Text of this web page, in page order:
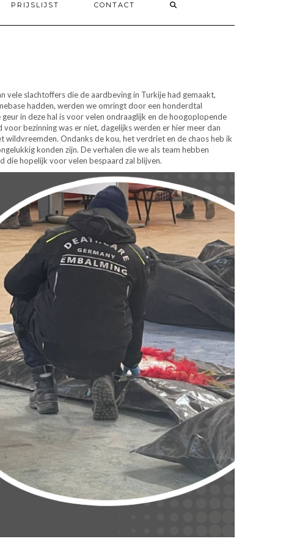
PRIJSLIJST CONTACT
vele slachtoffers die de aardbeving in Turkije had gemaakt,
hadden, werden we omringt door een honderdtal
in deze hal is voor velen ondraaglijk en de hoogoplopende
bezinning was er niet, dagelijks werden er hier meer dan
Ondanks de kou, het verdriet en de chaos heb ik
konden zijn. De verhalen die we als team hebben
die hopelijk voor velen bespaard zal blijven.